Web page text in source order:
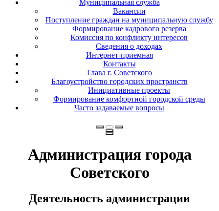
Муниципальная служба
Вакансии
Поступление граждан на муниципальную службу
Формирование кадрового резерва
Комиссия по конфликту интересов
Сведения о доходах
Интернет-приемная
Контакты
Глава г. Советского
Благоустройство городских пространств
Инициативные проекты
Формирование комфортной городской среды
Часто задаваемые вопросы
Администрация города
Советского
Деятельность администрации